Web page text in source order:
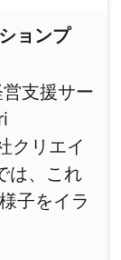
ョンプ
支援サー
クリエイ
は、これ
子をイラ